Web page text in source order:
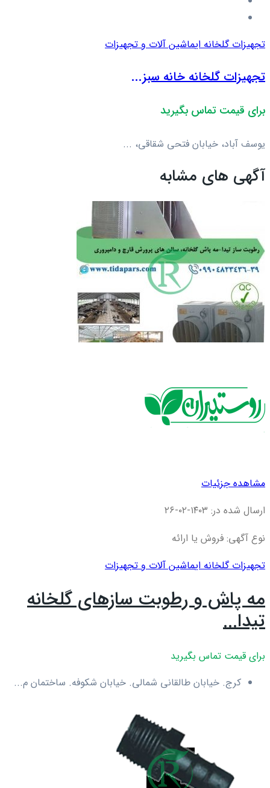
تجهیزات گلخانه ایماشین آلات و تجهیزات
تجهیزات گلخانه خانه سبز...
برای قیمت تماس بگیرید
یوسف آباد، خیابان فتحی شقاقی، ...
آگهی های مشابه
مشاهده جزئیات
ارسال شده در: ۱۴۰۳-۰۲-۲۶
نوع آگهی: فروش یا ارائه
تجهیزات گلخانه ایماشین آلات و تجهیزات
مه پاش و رطوبت سازهای گلخانه
تیدا...
برای قیمت تماس بگیرید
کرج. خیابان طالقانی شمالی. خیابان شکوفه. ساختمان م...